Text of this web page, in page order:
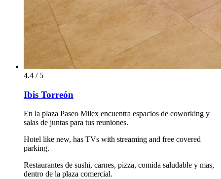
4.4 / 5
Ibis Torreón
En la plaza Paseo Milex encuentra espacios de coworking y
salas de juntas para tus reuniones.
Hotel like new, has TVs with streaming and free covered
parking.
Restaurantes de sushi, carnes, pizza, comida saludable y mas,
dentro de la plaza comercial.